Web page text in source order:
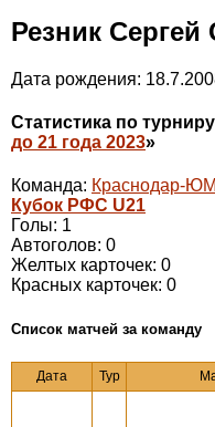
Резник Сергей
Дата рождения:
Статистика по
до 21 года 2023»
Команда: Краснодар-
Кубок РФС U21
Голы: 1
Автоголов: 0
Желтых карточек: 0
Красных карточек: 0
Cписок матчей за команду
Дата Тур